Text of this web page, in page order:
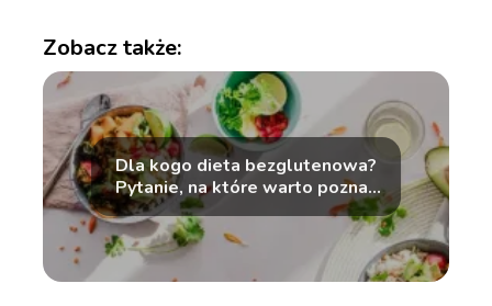
Zobacz także:
Dla kogo dieta bezglutenowa?
Pytanie, na które warto poznać
dokładną odpowiedź